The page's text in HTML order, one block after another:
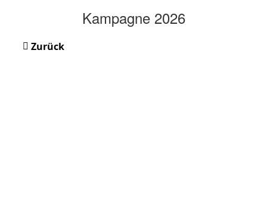
Kampagne 2026
Zurück